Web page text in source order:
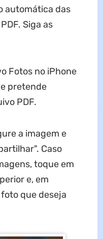
automática das
Siga as
Fotos no iPhone
pretende
PDF.
a imagem e
Caso
toque em
e, em
que deseja